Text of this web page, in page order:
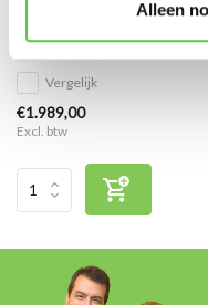
Alleen
Cisco Meraki MS355-48X
Vergelijk
€1.989,00
Excl. btw